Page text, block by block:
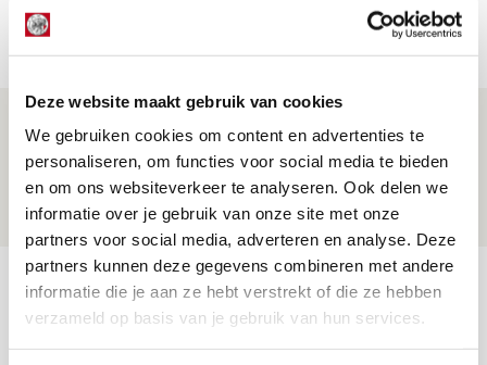
Deze website maakt gebruik van cookies
We gebruiken cookies om content en advertenties te
personaliseren, om functies voor social media te bieden
en om ons websiteverkeer te analyseren. Ook delen we
informatie over je gebruik van onze site met onze
partners voor social media, adverteren en analyse. Deze
partners kunnen deze gegevens combineren met andere
informatie die je aan ze hebt verstrekt of die ze hebben
verzameld op basis van je gebruik van hun services.
Net binnen //
Spelen bij Jong Ajax of Ajax 1? Dat
maakt Abdalla ‘geen reet’ uit
08 AUGUSTUS 2026 - 10:04
NIEUWS
Brandt: ‘Ajax en Cruijff bleven door
mijn hoofd spoken’